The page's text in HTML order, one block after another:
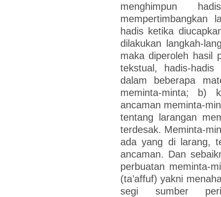
menghimpun
mempertimbangkan
hadis ketika
dilakukan langkah-
maka diperoleh hasil
tekstual, hadis-
dalam beberapa
meminta-minta; b)
ancaman meminta-
tentang larangan
terdesak. Meminta-
ada yang di larang,
ancaman. Dan
perbuatan meminta-
(ta’affuf) yakni
segi sumber